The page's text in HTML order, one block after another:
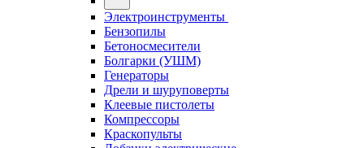
Электроинструменты
Бензопилы
Бетоносмесители
Болгарки (УШМ)
Генераторы
Дрели и шуруповерты
Клеевые пистолеты
Компрессоры
Краскопульты